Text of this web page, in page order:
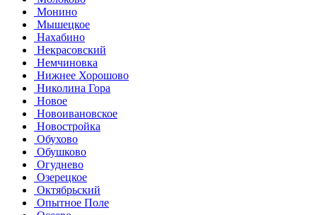
Монино
Мышецкое
Нахабино
Некрасовский
Немчиновка
Нижнее Хорошово
Николина Гора
Новое
Новоивановское
Новостройка
Обухово
Обушково
Огуднево
Озерецкое
Октябрьский
Опытное Поле